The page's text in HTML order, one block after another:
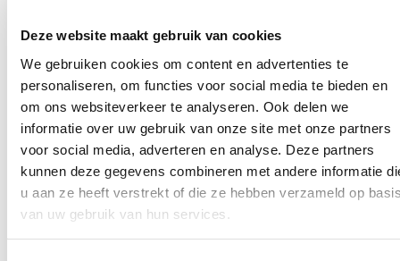
Deze website maakt gebruik van cookies
We gebruiken cookies om content en advertenties te
personaliseren, om functies voor social media te bieden en
om ons websiteverkeer te analyseren. Ook delen we
informatie over uw gebruik van onze site met onze partners
voor social media, adverteren en analyse. Deze partners
kunnen deze gegevens combineren met andere informatie
u aan ze heeft verstrekt of die ze hebben verzameld op
van uw gebruik van hun services.
d
n
e